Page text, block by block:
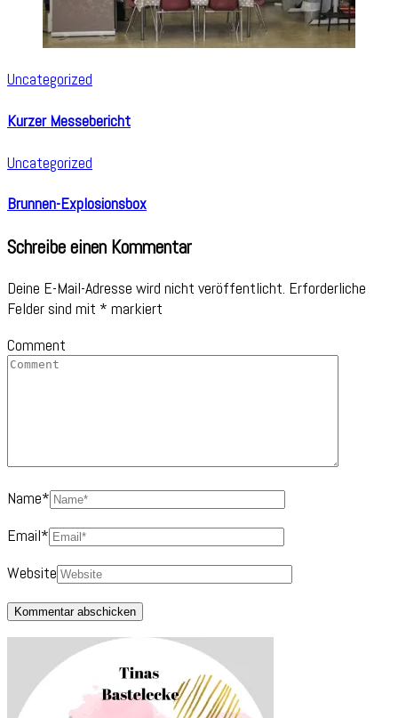
Uncategorized
Kurzer Messebericht
Uncategorized
Brunnen-Explosionsbox
Schreibe einen Kommentar
Deine E-Mail-Adresse wird nicht veröffentlicht. Erforderliche
Felder sind mit * markiert
Comment
Name*
Email*
Website